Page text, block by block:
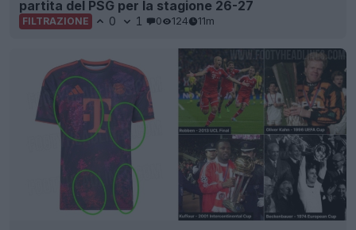
partita del PSG per la stagione 26-27
FILTRAZIONE 0 1 0 124 11m